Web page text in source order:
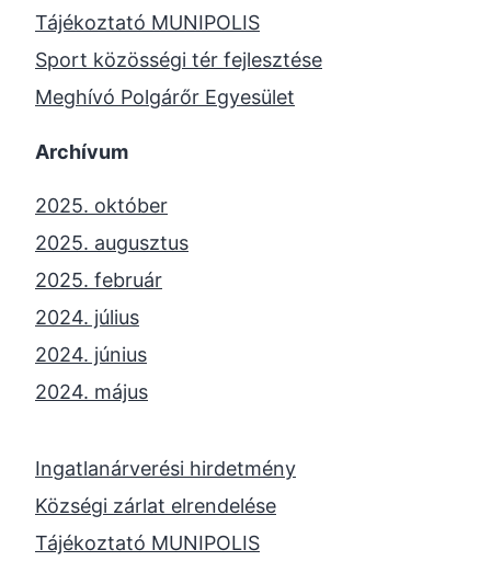
Tájékoztató MUNIPOLIS
Sport közösségi tér fejlesztése
Meghívó Polgárőr Egyesület
Archívum
2025. október
2025. augusztus
2025. február
2024. július
2024. június
2024. május
2023. november
2023. október
2023. szeptember
Ingatlanárverési hirdetmény
Községi zárlat elrendelése
Tájékoztató MUNIPOLIS